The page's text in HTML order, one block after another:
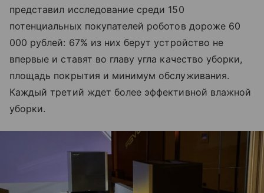
представил исследование среди 150
потенциальных покупателей роботов дороже 60
000 рублей: 67% из них берут устройство не
впервые и ставят во главу угла качество уборки,
площадь покрытия и минимум обслуживания.
Каждый третий ждет более эффективной влажной
уборки.